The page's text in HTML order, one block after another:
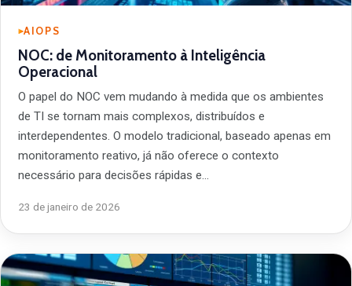
AIOPS
NOC: de Monitoramento à Inteligência
Operacional
O papel do NOC vem mudando à medida que os ambientes
de TI se tornam mais complexos, distribuídos e
interdependentes. O modelo tradicional, baseado apenas em
monitoramento reativo, já não oferece o contexto
necessário para decisões rápidas e…
23 de janeiro de 2026